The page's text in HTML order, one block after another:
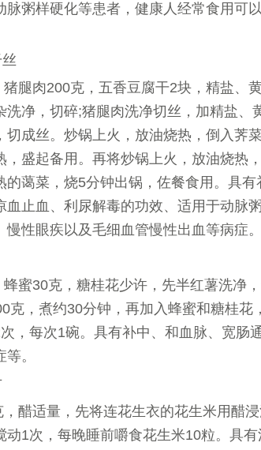
脉粥样硬化等患者，健康人经常食用可
腿肉200克，五香豆腐干2块，精盐、
洗净，切碎;猪腿肉洗净切丝，加精盐、
切成丝。炒锅上火，放油烧热，倒入荠
，盛起备用。再将炒锅上火，放油烧热
的蔼菜，烧5分钟出锅，佐餐食用。具有
血止血、利尿解毒的功效、适用于动脉
慢性眼疾以及毛细血管慢性出血等病症。
蜜30克，糖桂花少许，先半红薯洗净
克，煮约30分钟，再加入蜂蜜和糖桂花
，每次1碗。具有补中、和血脉、宽肠
。
醋适量，先将连花生衣的花生米用醋
动1次，每晚睡前嚼食花生米10粒。具